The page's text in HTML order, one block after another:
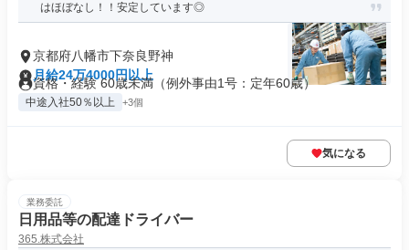
はほぼなし！！安定しています◎
京都府八幡市下奈良野神
月給24万4000円以上
資格・経験 60歳未満（例外事由1号：定年60歳）
中途入社50％以上 +3個
気になる
業務委託
日用品等の配達ドライバー
365.株式会社